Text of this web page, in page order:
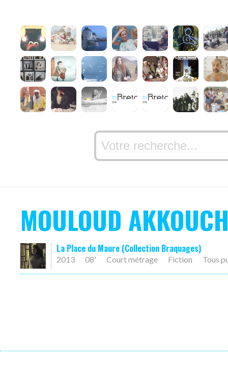
MOULOUD
La Place du Maure (Collection Braquages)
2013 08' Court métrage Fiction Tous